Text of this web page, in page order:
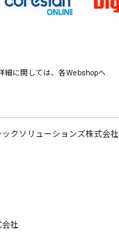
細に関しては、各Webshopへ
クソリューションズ株式会社
会社